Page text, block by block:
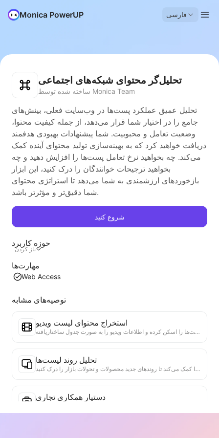
Monica PowerUP فارسی
تحلیل‌گر محتوای شبکه‌های اجتماعی
ساخته شده توسط Monica Team
تحلیل عمیق عملکرد پست‌ها در وب‌سایت فعلی، بینش‌های
جامع را در اختیار شما قرار می‌دهد، از جمله کیفیت محتوا،
وضعیت تعامل و محبوبیت. شما پیشنهادات بهبودی هدفمند
دریافت خواهید کرد که به بهینه‌سازی تولید محتوای آینده کمک
می‌کند. چه بخواهید نرخ تعامل پست‌ها را افزایش دهید و چه
بخواهید ترجیحات خوانندگان را درک کنید، این ابزار
بازخوردهای ارزشمندی به شما می‌دهد تا استراتژی محتوای
شما دقیق‌تر و مؤثرتر باشد.
شروع کنید
حوزه کاربرد
باز کردن
مهارت‌ها
Web Access
توصیه‌های مشابه
استخراج محتوای لیست ویدیو
یک ابزار کارآمد برای استخراج محتوای ویدئویی از وب‌سایت‌ها که می‌تواند به سرعت وب‌سایت‌ها را اسکن کرده و اطلاعات ویدیو را به صورت جدول ساختاریافته Markdown سازماندهی کند.
تحلیل روند لیست‌ها
تحلیل داده‌های لیست‌های فعلی صفحه، تولید گزارش روند. شناسایی دسته‌های محبوب، نوع محصولات در حال رشد سریع و فناوری‌های نوظهور. ارائه بینش‌های فوری بازار، به شما کمک می‌کند تا روندهای جدید محصولات و تحولات بازار را درک کنید.
دستیار همکاری تجاری